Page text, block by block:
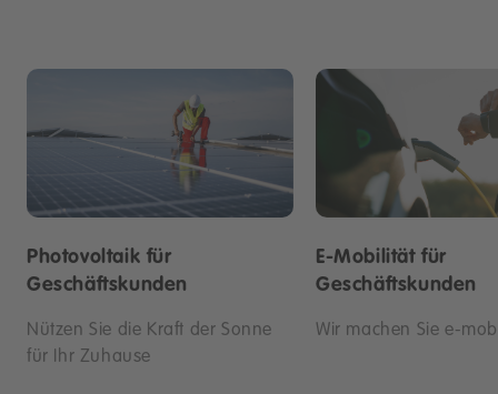
Photovoltaik für
Geschäftskunden
Nützen Sie die Kraft der Sonne
für Ihr Zuhause
E-Mobilität für
Geschäftskunden
Wir machen Sie e-